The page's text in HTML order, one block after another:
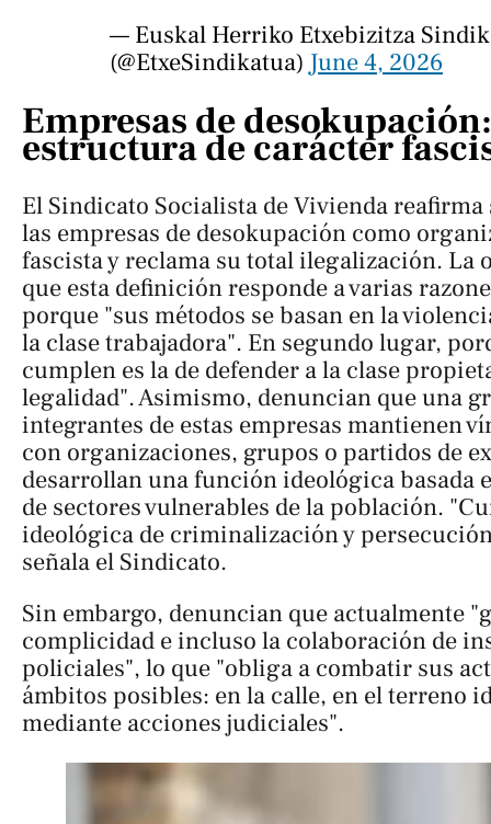
— Euskal Herriko Etxebizitza
(@EtxeSindikatua) June 4, 2026
Empresas de
estructura de carácter
El Sindicato Socialista de Vivienda
las empresas de desokupación como
fascista y reclama su total ilegalización. La
que esta definición responde a varias
porque "sus métodos se basan en la
la clase trabajadora". En segundo lugar,
cumplen es la de defender a la clase
legalidad". Asimismo, denuncian que una
integrantes de estas empresas mantienen
con organizaciones, grupos o partidos de
desarrollan una función ideológica basada
de sectores vulnerables de la población.
ideológica de criminalización y
señala el Sindicato.
Sin embargo, denuncian que actualmente
complicidad e incluso la colaboración de
policiales", lo que "obliga a combatir sus
ámbitos posibles: en la calle, en el terreno
mediante acciones judiciales".